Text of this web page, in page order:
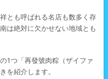
とも呼ばれる名店も数多く存
は絶対に欠かせない地域とも
1つ「再發號肉粽（ザイファ
を紹介します。